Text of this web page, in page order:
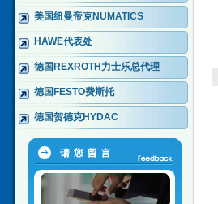
美国纽曼帝克NUMATICS
HAWE代表处
德国REXROTH力士乐总代理
德国FESTO费斯托
德国贺德克HYDAC